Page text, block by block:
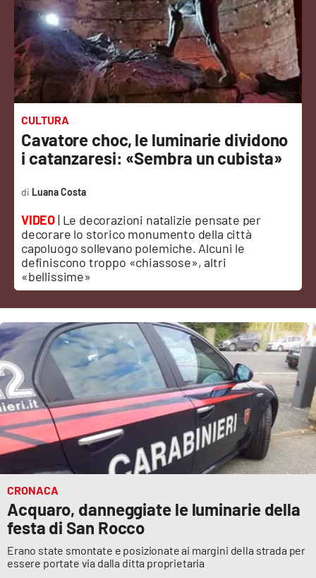
Sanità
Sport
Cultura
Podcast
Meteo
Editoriali
VIDEO
Ambiente
Cronaca
Cultura
Economia e Lavoro
Politica
Sanità
Società
Sport
CULTURA
Cavatore choc, le luminarie dividono
i catanzaresi: «Sembra un cubista»
VIDEO| Le decorazioni natalizie pensate per
decorare lo storico monumento della città
capoluogo sollevano polemiche. Alcuni le
definiscono troppo «chiassose», altri
«bellissime»
Luana Costa
CRONACA
Acquaro, danneggiate le luminarie della
festa di San Rocco
Erano state smontate e posizionate ai margini della strada per
essere portate via dalla ditta proprietaria